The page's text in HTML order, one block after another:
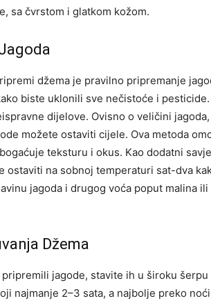
sa čvrstom i glatkom kožom.
džema je pravilno pripremanje
biste uklonili sve nečistoće i
dijelove. Ovisno o veličini
možete ostaviti cijele. Ova metoda
teksturu i okus. Kao dodatni
ostaviti na sobnoj temperaturi sat-dva
jagoda i drugog voća poput malina
Džema
jagode, stavite ih u široku
najmanje 2–3 sata, a najbolje preko